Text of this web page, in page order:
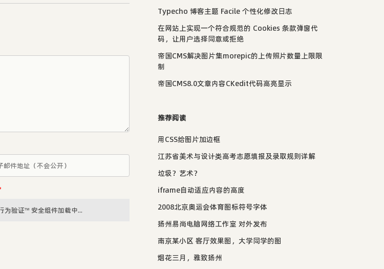
为验证™ 安全组件加载中...
Typecho 博客主题 Facile 个性化修改日志
在网站上实现一个符合规范的 Cookies 条款弹窗代
码，让用户选择同意或拒绝
帝国CMS解决图片集morepic的上传照片数量上限限
制
帝国CMS8.0文章内容CKedit代码高亮显示
推荐阅读
用CSS给图片加边框
江苏省美术与设计类高考志愿填报及录取规则详解
垃圾？艺术？
iframe自动适应内容的高度
2008北京奥运会体育图标符号字体
扬州易尚电脑网络工作室 对外发布
南京某小区 客厅效果图，大学同学的图
烟花三月，雅致扬州